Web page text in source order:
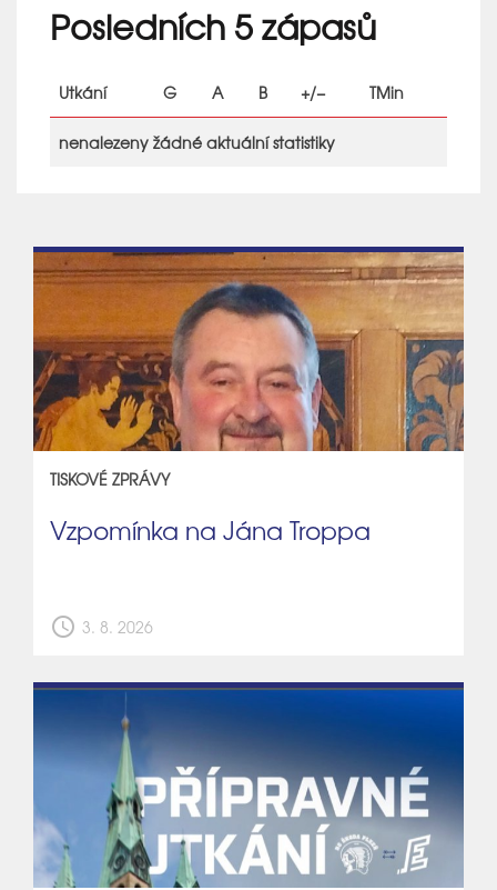
Posledních 5 zápasů
Utkání G A B +/− TMin
nenalezeny žádné aktuální statistiky
TISKOVÉ ZPRÁVY
Vzpomínka na Jána Troppa
schedule 3. 8. 2026